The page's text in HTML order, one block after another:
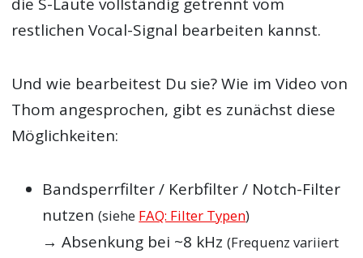
restlichen Vocal-Signal bearbeiten kannst.
Und wie bearbeitest Du sie? Wie im Video von
Thom angesprochen, gibt es zunächst diese
Möglichkeiten:
Bandsperrfilter / Kerbfilter / Notch-Filter
nutzen(siehe FAQ: Filter Typen)
→ Absenkung bei ~8 kHz(Frequenz variiert